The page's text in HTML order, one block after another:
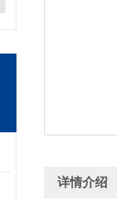
详情介绍